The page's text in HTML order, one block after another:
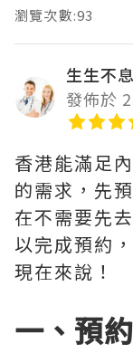
瀏覽次數:93
生生不息
發佈於
香港能滿足
的需求，先
在不需要先
以完成預約
現在來說！
一、預